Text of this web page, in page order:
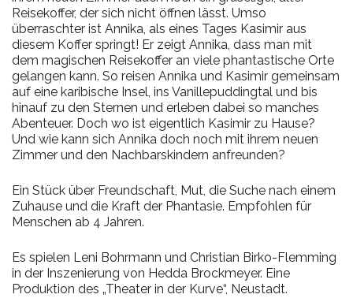
Reisekoffer, der sich nicht öffnen lässt. Umso
überraschter ist Annika, als eines Tages Kasimir aus
diesem Koffer springt! Er zeigt Annika, dass man mit
dem magischen Reisekoffer an viele phantastische Orte
gelangen kann. So reisen Annika und Kasimir gemeinsam
auf eine karibische Insel, ins Vanillepuddingtal und bis
hinauf zu den Sternen und erleben dabei so manches
Abenteuer. Doch wo ist eigentlich Kasimir zu Hause?
Und wie kann sich Annika doch noch mit ihrem neuen
Zimmer und den Nachbarskindern anfreunden?
Ein Stück über Freundschaft, Mut, die Suche nach einem
Zuhause und die Kraft der Phantasie. Empfohlen für
Menschen ab 4 Jahren.
Es spielen Leni Bohrmann und Christian Birko-Flemming
in der Inszenierung von Hedda Brockmeyer. Eine
Produktion des „Theater in der Kurve“, Neustadt.